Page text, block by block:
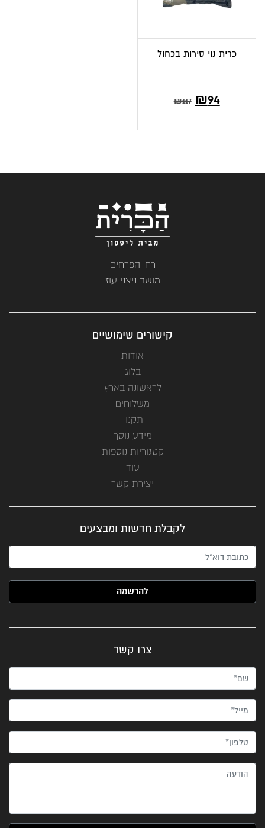
כרית נוי סירות בכחול
₪117 ₪94
רח' הפרחים
מושב ניצני עוז
קישורים שימושיים
אודות
בלוג
לראשונה בארץ
משלוחים
תקנון
מידע נוסף
קטגוריות נוספות
עוד
יצירת קשר
לקבלת חדשות ומבצעים
האימייל שלך (חובה)
צרו קשר